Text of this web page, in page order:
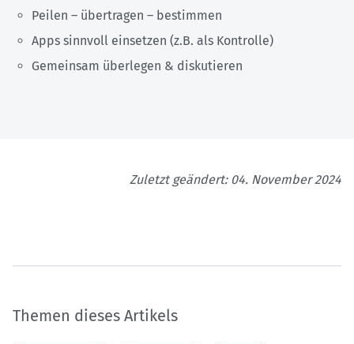
Peilen – übertragen – bestimmen
Apps sinnvoll einsetzen (z.B. als Kontrolle)
Gemeinsam überlegen & diskutieren
Zuletzt geändert: 04. November 2024
Themen dieses Artikels